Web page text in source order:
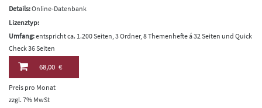
Details:Online-Datenbank
Lizenztyp:
Umfang:entspricht ca. 1.200 Seiten, 3 Ordner, 8 Themenhefte á 32 Seiten und Quick
Check 36 Seiten
68,00 €
Preis pro Monat
zzgl. 7% MwSt